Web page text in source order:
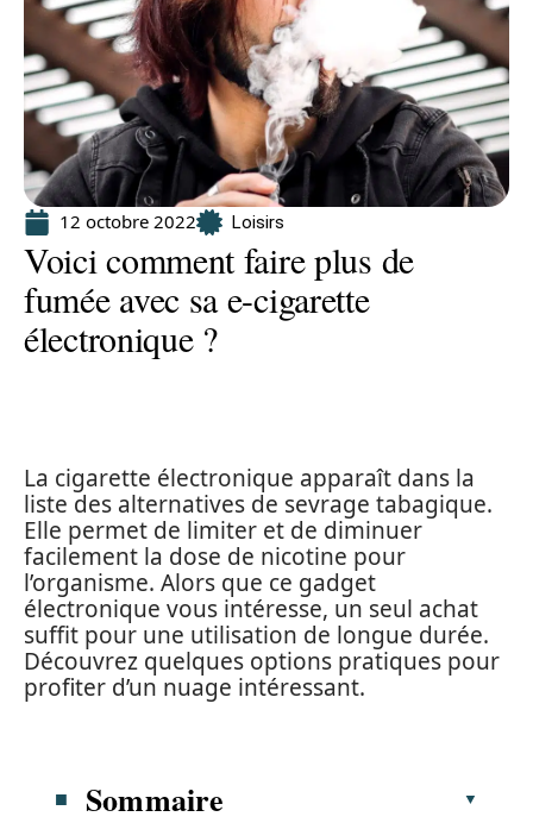
12 octobre 2022 Loisirs
Voici comment faire plus de
fumée avec sa e-cigarette
électronique ?
La cigarette électronique apparaît dans la
liste des alternatives de sevrage tabagique.
Elle permet de limiter et de diminuer
facilement la dose de nicotine pour
l’organisme. Alors que ce gadget
électronique vous intéresse, un seul achat
suffit pour une utilisation de longue durée.
Découvrez quelques options pratiques pour
profiter d’un nuage intéressant.
Sommaire